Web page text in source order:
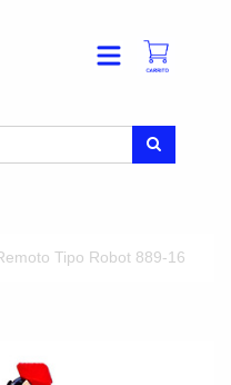
Tipo Robot 889-16